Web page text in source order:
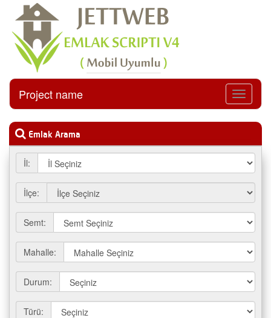
Menüyü
Aç
Project name
Emlak Arama
İl:
İlçe:
Semt:
Mahalle:
Durum:
Türü: